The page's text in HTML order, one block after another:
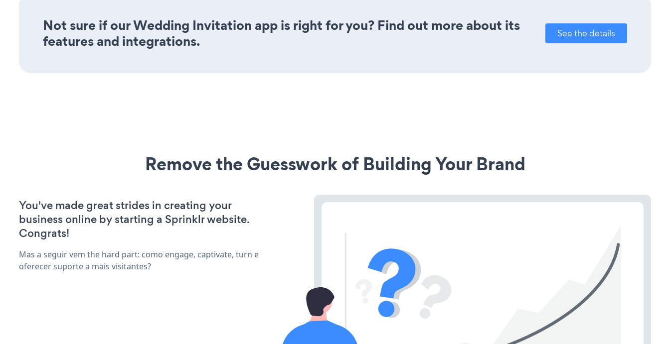
Not sure if our Wedding Invitation app is right for you? Find out more about its
features and integrations.
See the details
Remove the Guesswork of Building Your Brand
You've made great strides in creating your
business online by starting a Sprinklr website.
Congrats!
Mas a seguir vem the hard part: como engage, captivate, turn e
oferecer suporte a mais visitantes?